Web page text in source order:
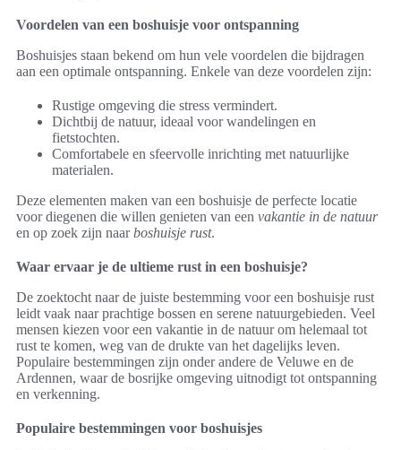
Voordelen van een boshuisje voor ontspanning
Boshuisjes staan bekend om hun vele voordelen die bijdragen
aan een optimale ontspanning. Enkele van deze voordelen zijn:
Rustige omgeving die stress vermindert.
Dichtbij de natuur, ideaal voor wandelingen en
fietstochten.
Comfortabele en sfeervolle inrichting met natuurlijke
materialen.
Deze elementen maken van een boshuisje de perfecte locatie
voor diegenen die willen genieten van een vakantie in de natuur
en op zoek zijn naarboshuisje rust.
Waar ervaar je de ultieme rust in een boshuisje?
De zoektocht naar de juiste bestemming voor een boshuisje rust
leidt vaak naar prachtige bossen en serene natuurgebieden. Veel
mensen kiezen voor een vakantie in de natuur om helemaal tot
rust te komen, weg van de drukte van het dagelijks leven.
Populaire bestemmingen zijn onder andere de Veluwe en de
Ardennen, waar de bosrijke omgeving uitnodigt tot ontspanning
en verkenning.
Populaire bestemmingen voor boshuisjes